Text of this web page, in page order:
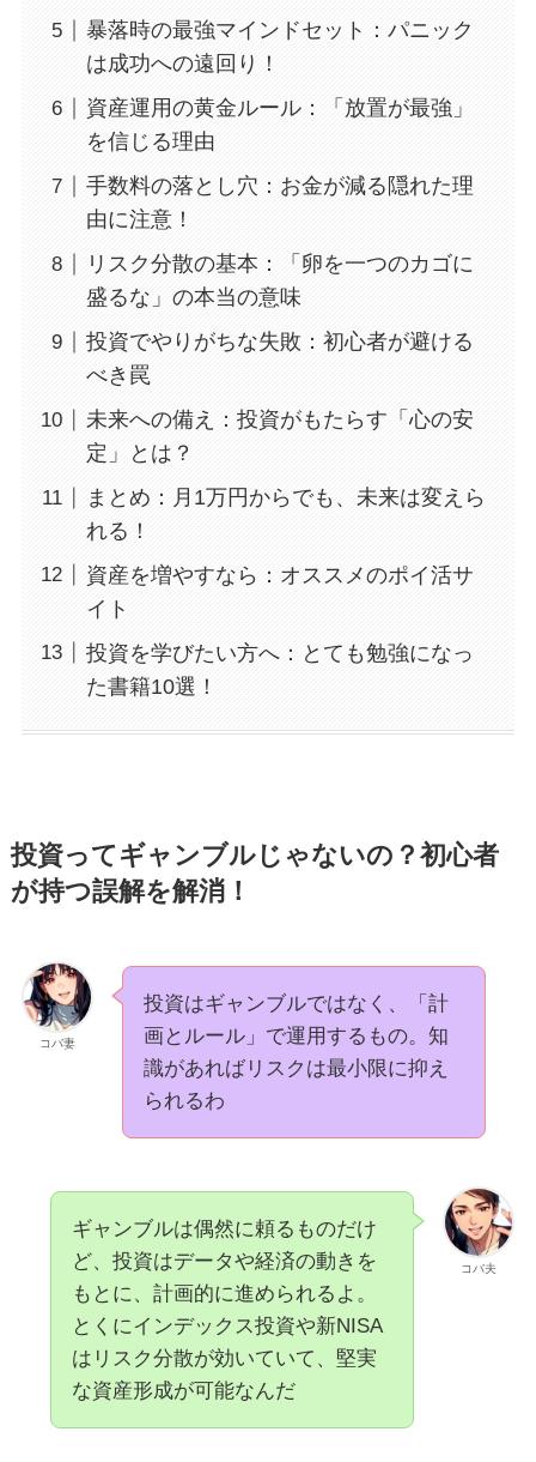
暴落時の最強マインドセット：パニック
は成功への遠回り！
資産運用の黄金ルール：「放置が最強」
を信じる理由
手数料の落とし穴：お金が減る隠れた理
由に注意！
リスク分散の基本：「卵を一つのカゴに
盛るな」の本当の意味
投資でやりがちな失敗：初心者が避ける
べき罠
未来への備え：投資がもたらす「心の安
定」とは？
まとめ：月1万円からでも、未来は変えら
れる！
資産を増やすなら：オススメのポイ活サ
イト
投資を学びたい方へ：とても勉強になっ
た書籍10選！
投資ってギャンブルじゃないの？初心者
が持つ誤解を解消！
コバ妻
投資はギャンブルではなく、「計
画とルール」で運用するもの。知
識があればリスクは最小限に抑え
られるわ
コバ夫
ギャンブルは偶然に頼るものだけ
ど、投資はデータや経済の動きを
もとに、計画的に進められるよ。
とくにインデックス投資や新NISA
はリスク分散が効いていて、堅実
な資産形成が可能なんだ